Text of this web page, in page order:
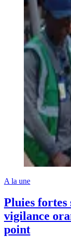
A la une
Pluies
vigilance
point